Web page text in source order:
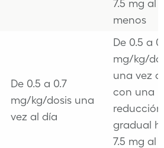
7.5 mg al
menos
De 0.5 a 0.7
mg/kg/dosis una
vez al día
De 0.5 a
mg/kg/
una vez
con una
reducción
gradual
7.5 mg al